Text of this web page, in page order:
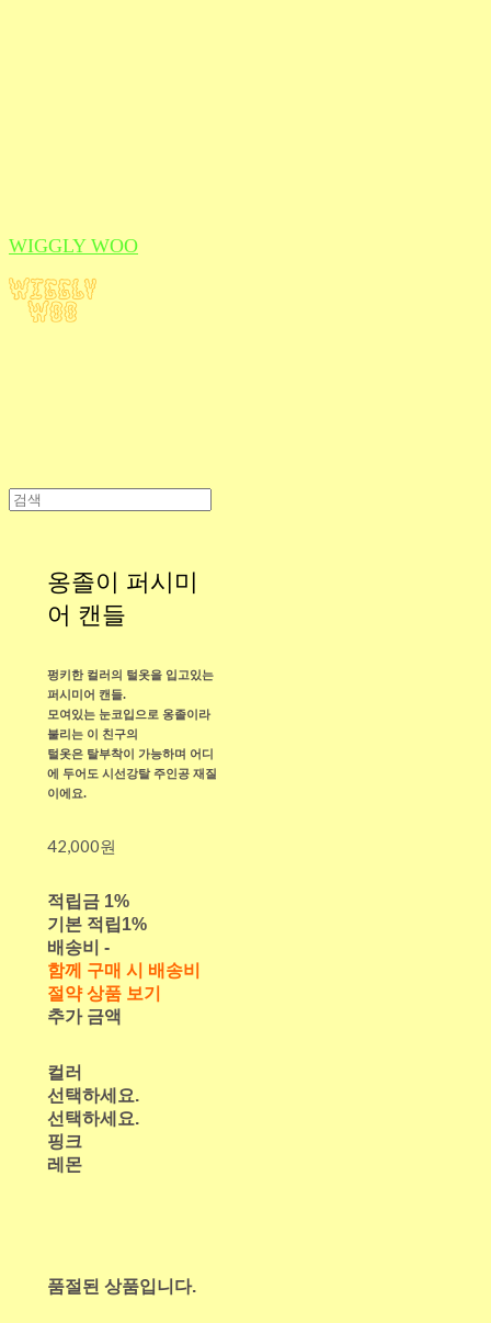
WIGGLY WOO
옹졸이 퍼시미
어 캔들
펑키한 컬러의 털옷을 입고있는
퍼시미어 캔들.
모여있는 눈코입으로 옹졸이라
불리는 이 친구의
털옷은 탈부착이 가능하며 어디
에 두어도 시선강탈 주인공 재질
이에요.
42,000원
적립금 1%
기본 적립 1%
배송비 -
함께 구매 시 배송비
절약 상품 보기
추가 금액
컬러
선택하세요.
선택하세요.
핑크
레몬
품절된 상품입니다.